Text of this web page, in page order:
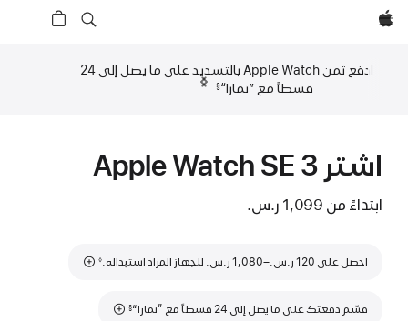
Apple‏
ادفع ثمن Apple Watch بالتسديد على ما يصل إلى 24
قسطاً مع ”تمارا“‏§
السابق‏‏
التالي
اشتر Apple Watch SE 3‏
ابتداءً من 1,099 ر.س.‏
احصل على 120 ر.س.‏–1,080 ر.س.‏ للجهاز المراد استبداله.
حاشية
◊
قسّم دفعتك على ما يصل إلى 24 قسطاً مع ”تمارا“
حاشية
§